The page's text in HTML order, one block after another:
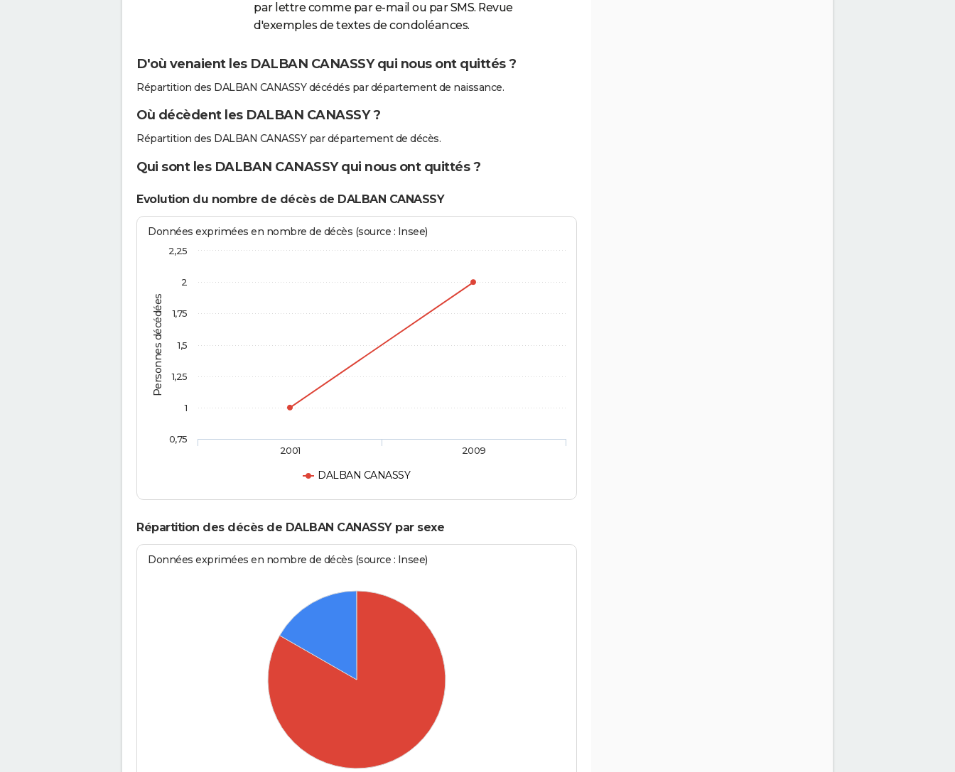
par lettre comme par e-mail ou par SMS. Revue
d'exemples de textes de condoléances.
D'où venaient les DALBAN CANASSY qui nous ont quittés ?
Répartition des DALBAN CANASSY décédés par département de naissance.
Où décèdent les DALBAN CANASSY ?
Répartition des DALBAN CANASSY par département de décès.
Qui sont les DALBAN CANASSY qui nous ont quittés ?
Evolution du nombre de décès de DALBAN CANASSY
Personnes décédées
Données exprimées en nombre de décès (source : Insee)
DALBAN CANASSY
2001 2009
0,75
1
1,25
1,5
1,75
2
2,25
Répartition des décès de DALBAN CANASSY par sexe
Données exprimées en nombre de décès (source : Insee)